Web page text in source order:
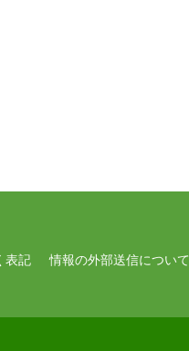
表記 情報の外部送信について